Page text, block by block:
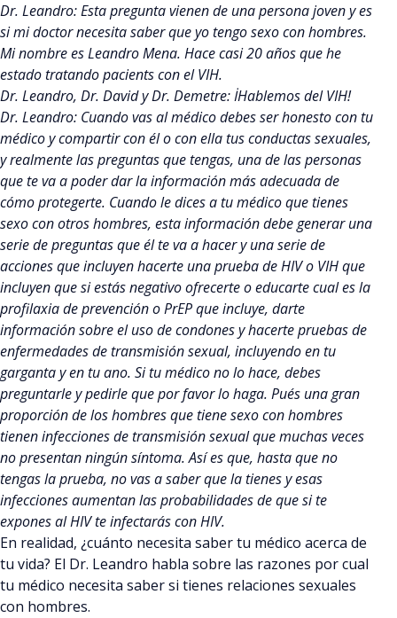
Dr. Leandro: Esta pregunta vienen de una persona joven y es
si mi doctor necesita saber que yo tengo sexo con hombres.
Mi nombre es Leandro Mena. Hace casi 20 años que he
estado tratando pacients con el VIH.
Dr. Leandro, Dr. David y Dr. Demetre: İHablemos del VIH!
Dr. Leandro: Cuando vas al médico debes ser honesto con tu
médico y compartir con él o con ella tus conductas sexuales,
y realmente las preguntas que tengas, una de las personas
que te va a poder dar la información más adecuada de
cómo protegerte. Cuando le dices a tu médico que tienes
sexo con otros hombres, esta información debe generar una
serie de preguntas que él te va a hacer y una serie de
acciones que incluyen hacerte una prueba de HIV o VIH que
incluyen que si estás negativo ofrecerte o educarte cual es la
profilaxia de prevención o PrEP que incluye, darte
información sobre el uso de condones y hacerte pruebas de
enfermedades de transmisión sexual, incluyendo en tu
garganta y en tu ano. Si tu médico no lo hace, debes
preguntarle y pedirle que por favor lo haga. Pués una gran
proporción de los hombres que tiene sexo con hombres
tienen infecciones de transmisión sexual que muchas veces
no presentan ningún síntoma. Así es que, hasta que no
tengas la prueba, no vas a saber que la tienes y esas
infecciones aumentan las probabilidades de que si te
expones al HIV te infectarás con HIV.
En realidad, ¿cuánto necesita saber tu médico acerca de
tu vida? El Dr. Leandro habla sobre las razones por cual
tu médico necesita saber si tienes relaciones sexuales
con hombres.